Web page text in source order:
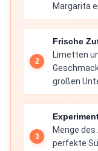
Margarita
Frische
Limetten
großen
Menge
perfekte